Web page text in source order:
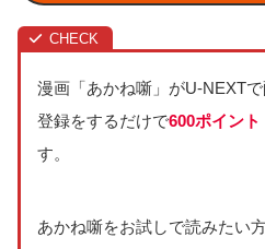
漫画「あかね噺」がU-NEXT
登録をするだけで600ポイント
す。
あかね噺をお試しで読みたい